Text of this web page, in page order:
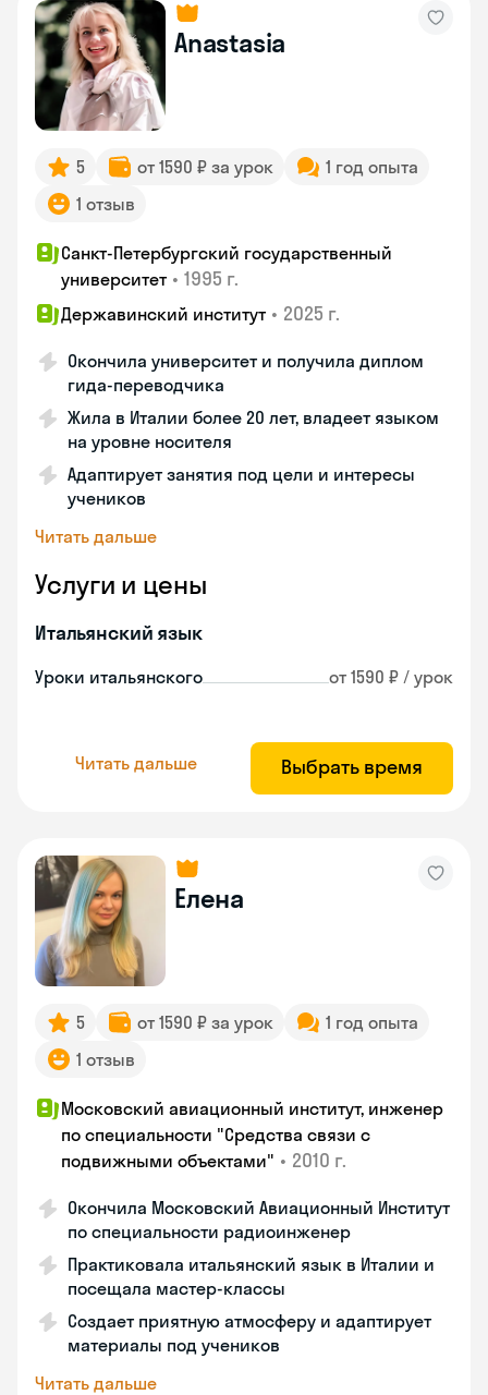
Anastasia
5 от 1590 ₽ за урок
1 год опыта
1 отзыв
Санкт-Петербургский государственный
университет • 1995 г.
Державинский институт • 2025 г.
Окончила университет и получила диплом
гида-переводчика
Жила в Италии более 20 лет, владеет языком
на уровне носителя
Адаптирует занятия под цели и интересы
учеников
Читать дальше
Услуги и цены
Итальянский язык
Уроки итальянского от 1590 ₽ / урок
Читать дальше Выбрать время
Елена
5 от 1590 ₽ за урок
1 год опыта
1 отзыв
Московский авиационный институт, инженер
по специальности "Средства связи с
подвижными объектами" • 2010 г.
Окончила Московский Авиационный Институт
по специальности радиоинженер
Практиковала итальянский язык в Италии и
посещала мастер-классы
Создает приятную атмосферу и адаптирует
материалы под учеников
Читать дальше